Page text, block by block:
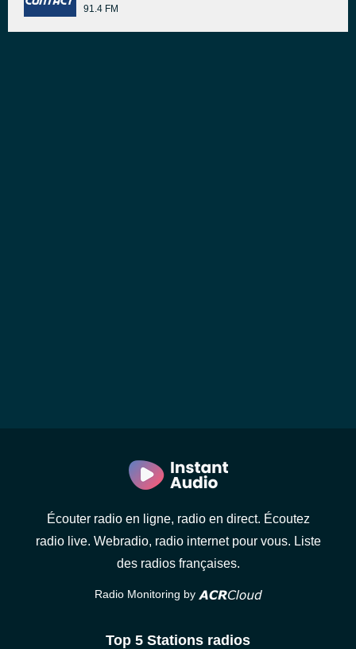
91.4 FM
Écouter radio en ligne, radio en direct. Écoutez
radio live. Webradio, radio internet pour vous. Liste
des radios françaises.
Radio Monitoring by
Top 5 Stations radios